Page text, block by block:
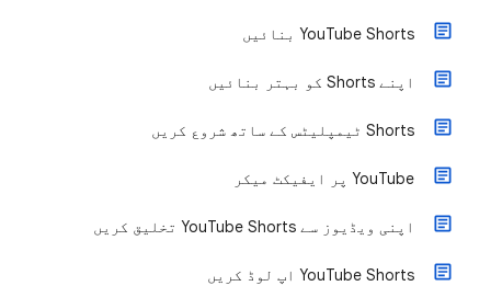
‫YouTube Shorts بنائيں
اپنے Shorts کو بہتر بنائیں
‫Shorts ٹیمپلیٹس کے ساتھ شروع کریں
‫YouTube پر ایفیکٹ میکر
اپنی ویڈیوز سے YouTube Shorts تخلیق کریں
‫YouTube Shorts اپ لوڈ کریں